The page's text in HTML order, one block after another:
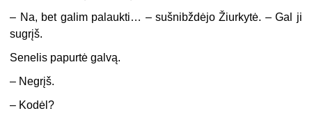
– Na, bet galim palaukti… – sušnibždėjo Žiurkytė. – Gal ji
sugrįš.
Senelis papurtė galvą.
– Negrįš.
– Kodėl?